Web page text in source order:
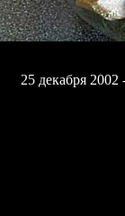
25 декабря